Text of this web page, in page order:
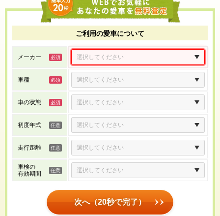
ご利用の愛車について
メーカー
車種
車の状態
初度年式
走行距離
車検の
有効期間
次へ（20秒で完了）